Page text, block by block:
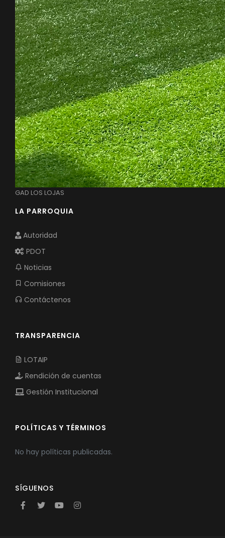
GAD LOS LOJAS
LA PARROQUIA
Autoridad
PDOT
Noticias
Comisiones
Contáctenos
TRANSPARENCIA
LOTAIP
Rendición de cuentas
Gestión Institucional
POLÍTICAS Y TÉRMINOS
No hay políticas publicadas.
SÍGUENOS